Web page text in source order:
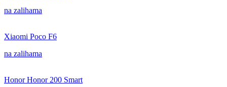
na zalihama
Xiaomi Poco F6
na zalihama
Honor Honor 200 Smart